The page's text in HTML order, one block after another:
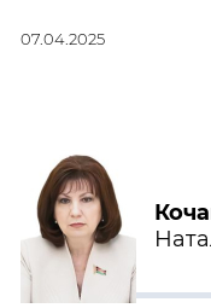
07.04.2025